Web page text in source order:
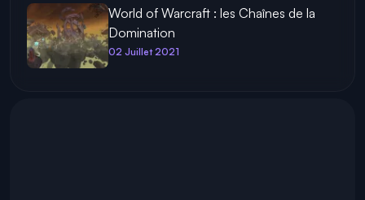
World of Warcraft : les Chaînes de la
Domination
02 Juillet 2021